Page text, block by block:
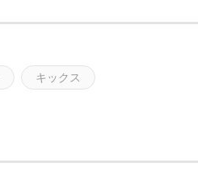
キックス